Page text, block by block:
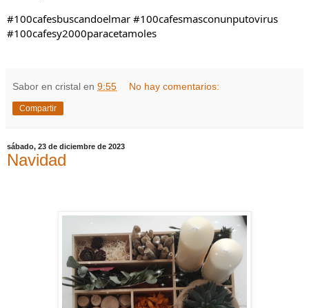
#100cafesbuscandoelmar #100cafesmasconunputovirus
#100cafesy2000paracetamoles
Sabor en cristal en 9:55 No hay comentarios:
Compartir
sábado, 23 de diciembre de 2023
Navidad